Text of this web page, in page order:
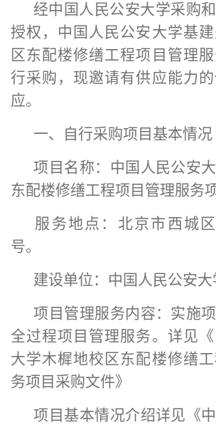
经中国人民公安大学采购
授权，中国人民公安大学基
区东配楼修缮工程项目管理
行采购，现邀请有供应能力
应。
一、自行采购项目基本情况
项目名称：中国人民公安
东配楼修缮工程项目管理服务项
服务地点：北京市西城
号。
建设单位：中国人民公安大
项目管理服务内容：实施
全过程项目管理服务。详见
大学木樨地校区东配楼修缮
务项目采购文件》
项目基本情况介绍详见《